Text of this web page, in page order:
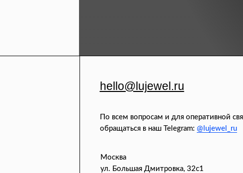
По всем вопросам и для оперативной
обращаться в наш Telegram: @lujewel_ru
Москва
ул. Большая Дмитровка, 32с1
hello@lujewel.ru